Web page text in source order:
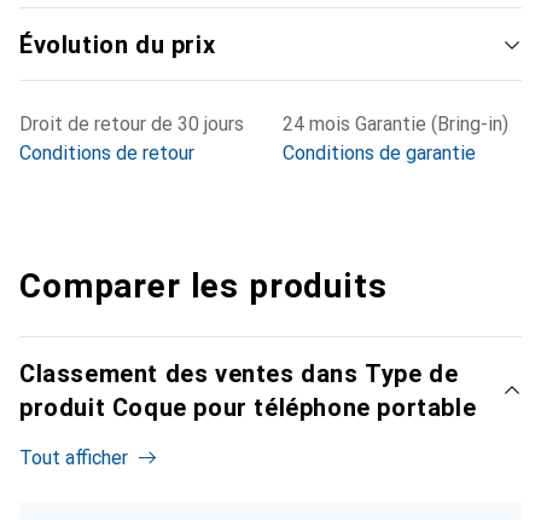
Évolution du prix
Droit de retour de 30 jours
Conditions de retour
24 mois Garantie (Bring-in)
Conditions de garantie
Comparer les produits
Classement des ventes dans Type de
produit Coque pour téléphone portable
Tout afficher